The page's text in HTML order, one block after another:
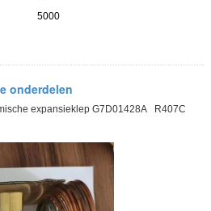
5000
onderdelen
expansieklep G7D01428A R407C